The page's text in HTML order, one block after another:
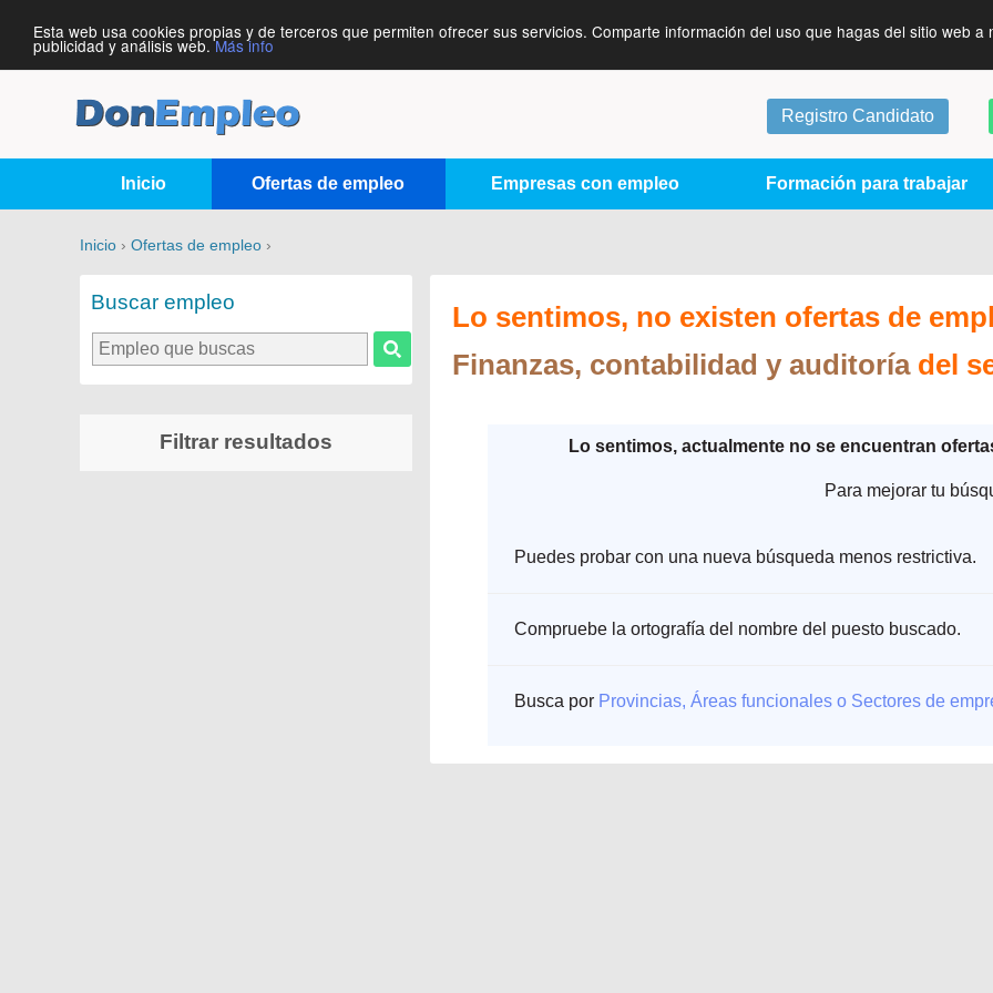
Esta web usa cookies propias y de terceros que permiten ofrecer sus servicios. Comparte información del uso que hagas del sitio web
publicidad y análisis web.Más info
Registro Candidato
Inicio Ofertas de empleo Empresas con empleo Formación para trabajar
Inicio › Ofertas de empleo ›
Buscar empleo
Filtrar resultados
Lo sentimos, no existen ofertas de
Finanzas, contabilidad y auditoríadel
Lo sentimos, actualmente no se encuentran
Para mejorar tu
Puedes probar con una nueva búsqueda menos restrictiva.
Compruebe la ortografía del nombre del puesto buscado.
Busca por Provincias, Áreas funcionales o Sectores de